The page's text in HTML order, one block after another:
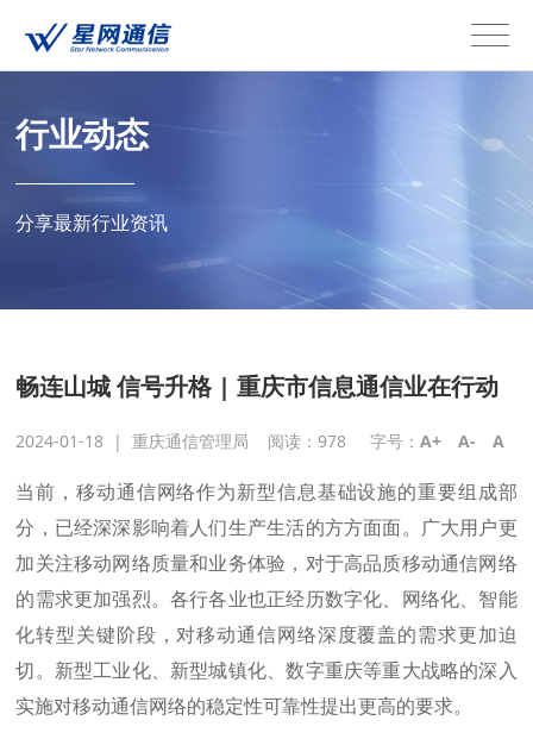
行业动态
分享最新行业资讯
畅连山城 信号升格 | 重庆市信息通信业在行动
2024-01-18 |重庆通信管理局 阅读：978 字号：A+ A- A
当前，移动通信网络作为新型信息基础设施的重要组成部
分，已经深深影响着人们生产生活的方方面面。广大用户更
加关注移动网络质量和业务体验，对于高品质移动通信网络
的需求更加强烈。各行各业也正经历数字化、网络化、智能
化转型关键阶段，对移动通信网络深度覆盖的需求更加迫
切。新型工业化、新型城镇化、数字重庆等重大战略的深入
实施对移动通信网络的稳定性可靠性提出更高的要求。